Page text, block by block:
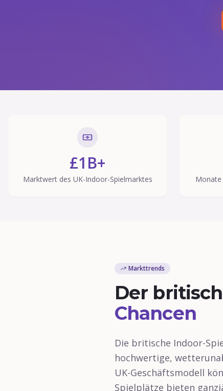
£1B+
Marktwert des UK-Indoor-Spielmarktes Monate
Markttrends
Der
Chancen
Die britische Indoor-
hochwertige,
UK-Geschäftsmodell
Spielplätze bieten